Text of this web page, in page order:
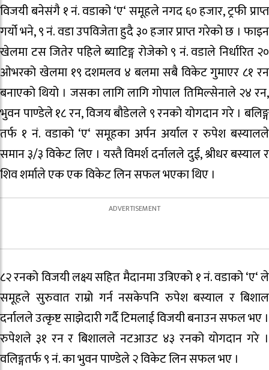
विजयी बनेसंगै १ नं. वडाको ‘ए‘ समूहले नगद ६० हजार, ट्रफी प्राप्त
गर्यो भने, ९ नं. वडा उपविजेता हुदै ३० हजार प्राप्त गरेको छ । फाइन
खेलमा टस जितेर पहिले ब्याटिङ्ग रोजेको ९ नं. वडाले निर्धारित २०
ओभरको खेलमा १९ दशमलव ४ बलमा सबै विकेट गुमाएर ८१ रन
बनाएको थियो । जसका लागि लागि गोपाल तिमिल्सेनाले २४ रन,
भुवन पाण्डेले १८ रन, विजय बौडेलले ९ रनको योगदान गरे । बलिङ्ग
तर्फ १ नं. वडाको ‘ए‘ समूहका अर्पन अर्याल र रुपेश बस्यालले
समान ३/३ विकेट लिए । यस्तै विमर्श दर्नालले दुई, श्रीधर बस्याल र
शिव शर्माले एक एक विकेट लिन सफल भएका थिए ।
८२ रनको विजयी लक्ष्य सहित मैदानमा उत्रिएको १ नं. वडाको ‘ए‘ ले
समूहले सुरुवात राम्रो गर्न नसकेपनि रुपेश बस्याल र बिशाल
दर्नालले उत्कृष्ट साझेदारी गर्दै टिमलाई विजयी बनाउन सफल भए ।
रुपेशले ३१ रन र बिशालले नटआउट ४३ रनको योगदान गरे ।
वलिङ्गतर्फ ९ नं. का भुवन पाण्डेले २ विकेट लिन सफल भए ।